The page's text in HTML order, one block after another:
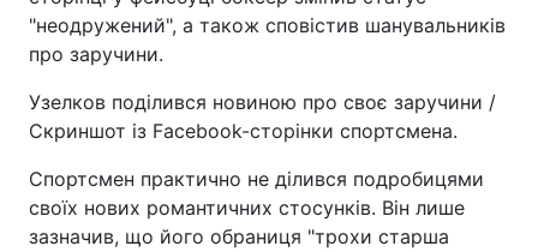
"неодружений", а також сповістив шанувальників
про заручини.
Узелков поділився новиною про своє заручини /
Скриншот із Facebook-сторінки спортсмена.
Спортсмен практично не ділився подробицями
своїх нових романтичних стосунків. Він лише
зазначив, що його обраниця "трохи старша